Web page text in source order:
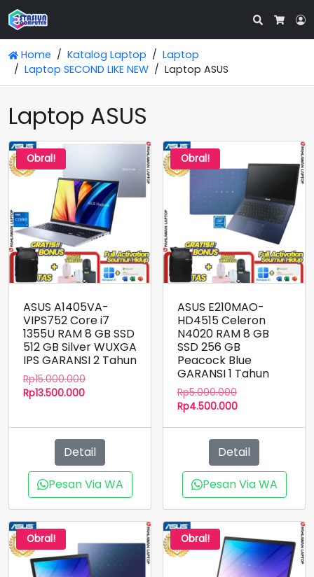
Search
Home Katalog Laptop
Laptop
Laptop SECOND LIKE NEW
Laptop ASUS
Laptop ASUS
Obral!
ASUS A1405VA-
VIPS752 Core i7
1355U RAM 8 GB SSD
512 GB Silver WUXGA
IPS GARANSI 2 Tahun
Rp15.000.000Harga
Rp13.500.000Harga
Rp13.500.000.
Detail
Pesan Via WA
Obral!
ASUS E210MAO-
HD4515 Celeron
N4020 RAM 8 GB
SSD 256 GB
Peacock Blue
GARANSI 1 Tahun
Rp5.000.000Harga
aslinya
Rp4.500.000Harga
adalah:
Rp4.500.000.
Detail
Pesan Via WA
Obral! Obral!